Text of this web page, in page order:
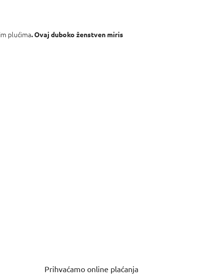
plućima. Ovaj duboko ženstven miris
Prihvaćamo online plaćanja